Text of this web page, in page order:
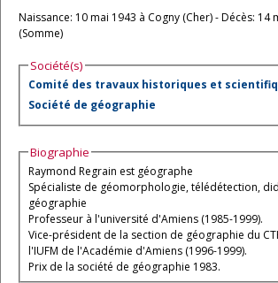
Naissance: 10 mai 1943 à Cogny (Cher) - Décès: 14
(Somme)
Société(s)
Comité des travaux historiques et
Société de géographie
Biographie
Raymond Regrain est géographe
Spécialiste de géomorphologie, télédétection,
géographie
Professeur à l'université d'Amiens (1985-1999).
Vice-président de la section de géographie du
l'IUFM de l'Académie d'Amiens (1996-1999).
Prix de la société de géographie 1983.